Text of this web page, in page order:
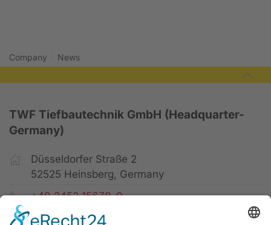
Company News
TWF Tiefbautechnik GmbH (Headquarter-
Germany)
Düsseldorfer Straße 2
52525 Heinsberg, Germany
+49 2452 15678-0
+49 2452 15678-19